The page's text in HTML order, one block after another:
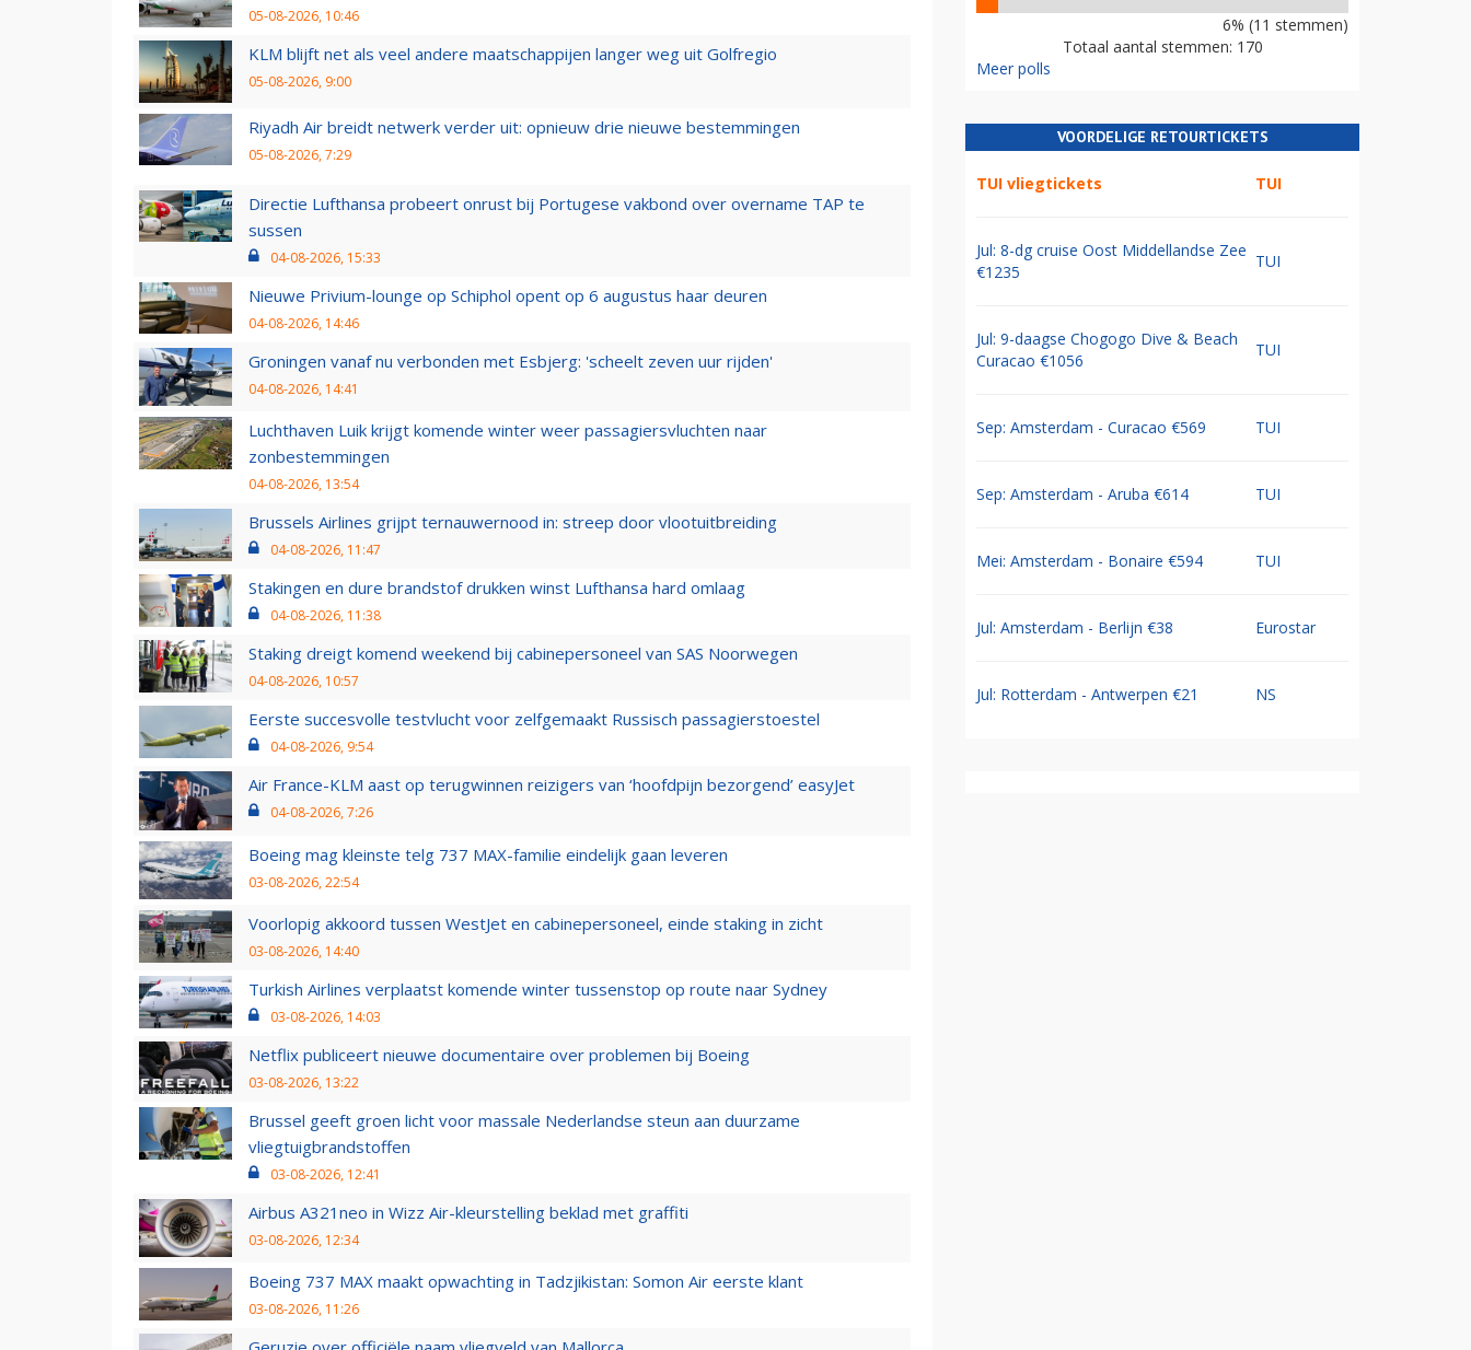
05-08-2026, 10:46
KLM blijft net als veel andere maatschappijen langer weg uit Golfregio
05-08-2026, 9:00
Riyadh Air breidt netwerk verder uit: opnieuw drie nieuwe bestemmingen
05-08-2026, 7:29
Directie Lufthansa probeert onrust bij Portugese vakbond over overname TAP te
sussen
04-08-2026, 15:33
Nieuwe Privium-lounge op Schiphol opent op 6 augustus haar deuren
04-08-2026, 14:46
Groningen vanaf nu verbonden met Esbjerg: 'scheelt zeven uur rijden'
04-08-2026, 14:41
Luchthaven Luik krijgt komende winter weer passagiersvluchten naar
zonbestemmingen
04-08-2026, 13:54
Brussels Airlines grijpt ternauwernood in: streep door vlootuitbreiding
04-08-2026, 11:47
Stakingen en dure brandstof drukken winst Lufthansa hard omlaag
04-08-2026, 11:38
Staking dreigt komend weekend bij cabinepersoneel van SAS Noorwegen
04-08-2026, 10:57
Eerste succesvolle testvlucht voor zelfgemaakt Russisch passagierstoestel
04-08-2026, 9:54
Air France-KLM aast op terugwinnen reizigers van ‘hoofdpijn bezorgend’ easyJet
04-08-2026, 7:26
Boeing mag kleinste telg 737 MAX-familie eindelijk gaan leveren
03-08-2026, 22:54
Voorlopig akkoord tussen WestJet en cabinepersoneel, einde staking in zicht
03-08-2026, 14:40
Turkish Airlines verplaatst komende winter tussenstop op route naar Sydney
03-08-2026, 14:03
Netflix publiceert nieuwe documentaire over problemen bij Boeing
03-08-2026, 13:22
Brussel geeft groen licht voor massale Nederlandse steun aan duurzame
vliegtuigbrandstoffen
03-08-2026, 12:41
Airbus A321neo in Wizz Air-kleurstelling beklad met graffiti
03-08-2026, 12:34
Boeing 737 MAX maakt opwachting in Tadzjikistan: Somon Air eerste klant
03-08-2026, 11:26
6% (11 stemmen)
Totaal aantal stemmen: 170
Meer polls
VOORDELIGE RETOURTICKETS
TUI vliegtickets TUI
Jul: 8-dg cruise Oost Middellandse Zee
€1235
TUI
Jul: 9-daagse Chogogo Dive & Beach
Curacao €1056
TUI
Sep: Amsterdam - Curacao €569 TUI
Sep: Amsterdam - Aruba €614 TUI
Mei: Amsterdam - Bonaire €594 TUI
Jul: Amsterdam - Berlijn €38 Eurostar
Jul: Rotterdam - Antwerpen €21 NS